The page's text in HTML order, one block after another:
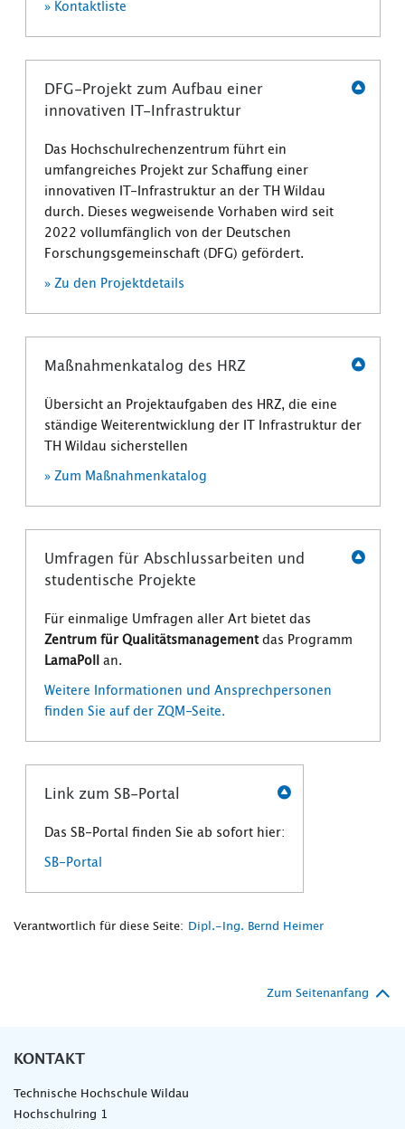
» Kontaktliste
DFG-Projekt zum Aufbau einer
innovativen IT-Infrastruktur
Das Hochschulrechenzentrum führt ein
umfangreiches Projekt zur Schaffung einer
innovativen IT-Infrastruktur an der TH Wildau
durch. Dieses wegweisende Vorhaben wird seit
2022 vollumfänglich von der Deutschen
Forschungsgemeinschaft (DFG) gefördert.
» Zu den Projektdetails
Maßnahmenkatalog des HRZ
Übersicht an Projektaufgaben des HRZ, die eine
ständige Weiterentwicklung der IT Infrastruktur der
TH Wildau sicherstellen
» Zum Maßnahmenkatalog
Umfragen für Abschlussarbeiten und
studentische Projekte
Für einmalige Umfragen aller Art bietet das
Zentrum für Qualitätsmanagement das Programm
LamaPoll
an.
Weitere Informationen und Ansprechpersonen
finden Sie auf der ZQM-Seite.
Link zum SB-Portal
Das SB-Portal finden Sie ab sofort hier:
SB-Portal
Verantwortlich für diese Seite: Dipl.-Ing. Bernd Heimer
Zum Seitenanfang
KONTAKT
Technische Hochschule Wildau
Hochschulring 1